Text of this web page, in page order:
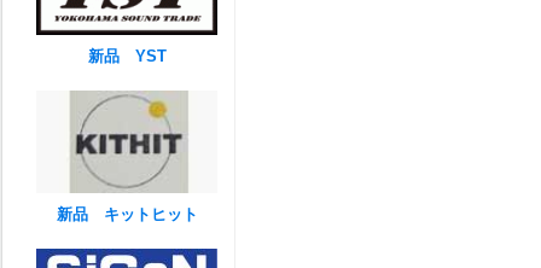
新品 YST
新品 キットヒット